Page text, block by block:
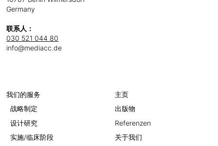
Germany
联系人：
030 521 044 80
info@mediacc.de
我们的服务
战略制定
设计研究
实施/临床阶段
主页
出版物
Referenzen
关于我们